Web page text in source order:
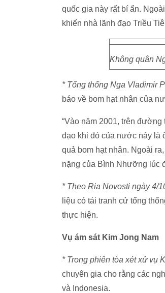
quốc gia này rất bí ẩn.
khiến nhà lãnh đạo Triều
Không quân
* Tổng thống Nga Vladimir
báo về bom hạt nhân của
“Vào năm 2001, trên
đạo khi đó của nước này là
quả bom hạt nhân. Ngoài
nặng của Bình Nhưỡng lúc
* Theo Ria Novosti ngày 4/
liệu có tái tranh cử tổng
thực hiện.
Vụ ám sát Kim Jong Nam
* Trong phiên tòa xét xử vụ
chuyên gia cho rằng các
và Indonesia.